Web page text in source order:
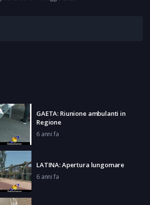
GAETA: Riunione ambulanti in
Regione
6 anni fa
LATINA: Apertura lungomare
6 anni fa